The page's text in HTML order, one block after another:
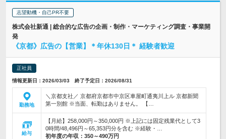
志望動機・自己PR不要
株式会社新通 | 総合的な広告の企画・制作・マーケティング調査・事業開
発
《京都》広告の【営業】＊年休130日＊ 経験者歓迎
正社員
情報更新日：2026/03/03 終了予定日：2026/08/31
勤務地
＼京都支社／ 京都府京都市中京区車屋町通夷川上ル 京都新聞
第一別館 ※当面、転勤はありません。 【…
給与
【月給】258,000円～350,000円 ※上記には固定残業代として3
0時間/48,496円～65,353円分を含む ※経験・…
初年度の年収： 350～490万円